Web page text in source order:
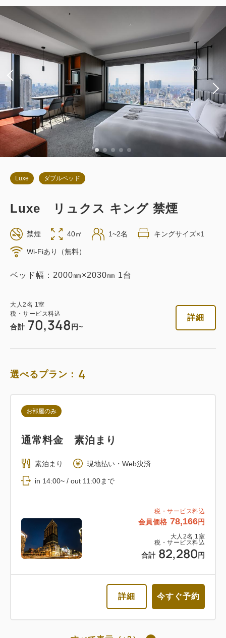
税・サービス料込
会員価格 68,142円
大人2名
室
税・サービス料込
合計 71,730 円
朝食 現地払い・Web決済
in 14:00~ / out 11:00まで
残り2室 詳細
54,832円
お部屋のみ
返金不可 素泊まり
in 14:00~ / out 11:00まで
2 詳細 今すぐ予約
税・サービス料込
62,052
税・サービス料込
合計 65,318円
返金不可 朝食付き
in 14:00~ / out 11:00まで
Luxe ダブルベッド
Luxe リュクス キング 禁煙
禁煙 40㎡ 1~2名 キングサイズ×1
Wi-Fiあり（無料）
ベッド幅：2000㎜×2030㎜ 1台
大人2名 1室
税・サービス料込
合計 70,348 円~
詳細
選べるプラン： 4
税・サービス料込
会員価格 78,166円
大人 2名 1室
税・サービス料込
合計 82,280 円
お部屋のみ
通常料金 素泊まり
素泊まり 現地払い・Web決済
in 14:00~ / out 11:00まで
詳細 今すぐ予約